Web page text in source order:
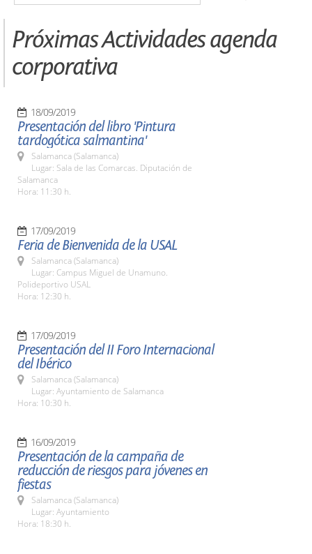
Próximas Actividades agenda
corporativa
18/09/2019
Presentación del libro 'Pintura
tardogótica salmantina'
Salamanca (Salamanca)
Lugar: Sala de las Comarcas. Diputación de
Salamanca
Hora: 11:30 h.
17/09/2019
Feria de Bienvenida de la USAL
Salamanca (Salamanca)
Lugar: Campus Miguel de Unamuno.
Polideportivo USAL
Hora: 12:30 h.
17/09/2019
Presentación del II Foro Internacional
del Ibérico
Salamanca (Salamanca)
Lugar: Ayuntamiento de Salamanca
Hora: 10:30 h.
16/09/2019
Presentación de la campaña de
reducción de riesgos para jóvenes en
fiestas
Salamanca (Salamanca)
Lugar: Ayuntamiento
Hora: 18:30 h.